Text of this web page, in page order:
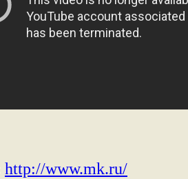
http://www.mk.ru/